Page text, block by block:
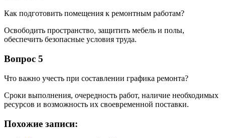
Как подготовить помещения к ремонтным работам?
Освободить пространство, защитить мебель и полы,
обеспечить безопасные условия труда.
Вопрос 5
Что важно учесть при составлении графика ремонта?
Сроки выполнения, очередность работ, наличие необходимых
ресурсов и возможность их своевременной поставки.
Похожие записи: